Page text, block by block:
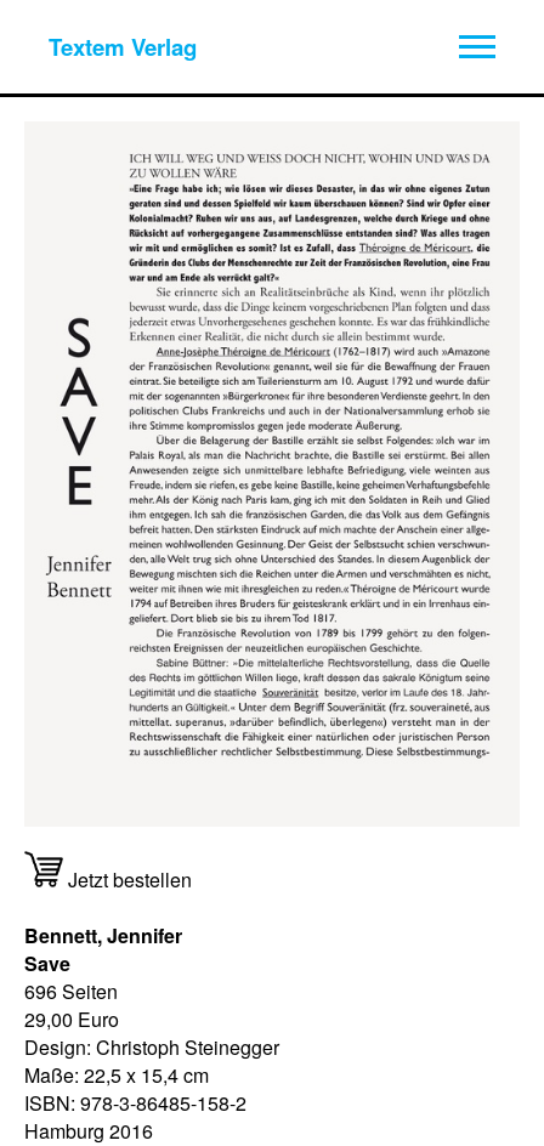
Textem Verlag
Jetzt bestellen
Bennett, Jennifer
Save
696 Seiten
29,00 Euro
Design: Christoph Steinegger
Maße: 22,5 x 15,4 cm
ISBN: 978-3-86485-158-2
Hamburg 2016